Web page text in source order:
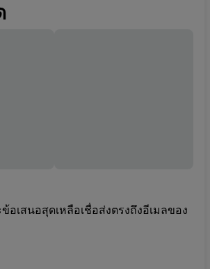
อเสนอสุดเหลือเชื่อส่งตรงถึงอีเมลของ